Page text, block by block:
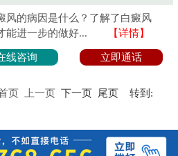
风的病因是什么？了解了白癜风
能进一步的做好...
【详情】
线咨询 立即通话
页 上一页 下一页 尾页 转到: